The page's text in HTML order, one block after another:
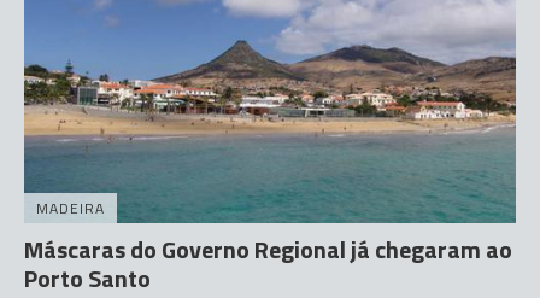
MADEIRA
Máscaras do Governo Regional já chegaram ao
Porto Santo